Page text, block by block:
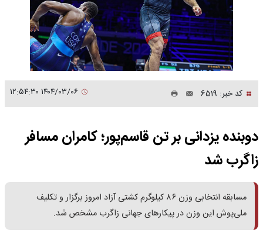
کد خبر: 6519
دوبنده یزدانی بر تن قاسم‌پور؛ کامران مسافر
زاگرب شد
مسابقه انتخابی وزن ۸۶ کیلوگرم کشتی آزاد امروز برگزار و تکلیف
ملی‌پوش این وزن در پیکارهای جهانی زاگرب مشخص شد.